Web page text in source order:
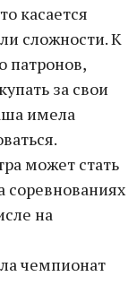
касается
сложности. К
патронов,
за свои
имела
может стать
соревнованиях
на
чемпионат